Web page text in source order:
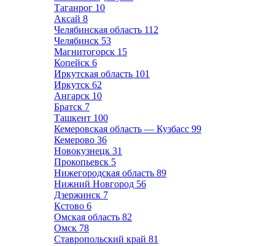
Таганрог 10
Аксай 8
Челябинская область 112
Челябинск 53
Магнитогорск 15
Копейск 6
Иркутская область 101
Иркутск 62
Ангарск 10
Братск 7
Ташкент 100
Кемеровская область — Кузбасс 99
Кемерово 36
Новокузнецк 31
Прокопьевск 5
Нижегородская область 89
Нижний Новгород 56
Дзержинск 7
Кстово 6
Омская область 82
Омск 78
Ставропольский край 81